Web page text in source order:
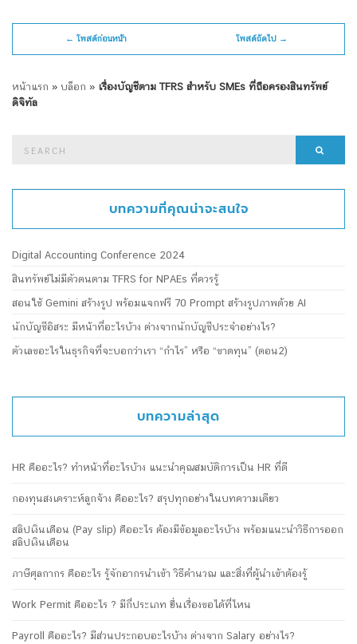
← โพสต์ก่อนหน้า โพสต์ถัดไป →
หน้าแรก » บล็อก » เรื่องบัญชีตาม TFRS สำหรับ SMEs ที่ถือครองสินทรัพย์
ดิจิทัล
บทความที่คุณน่าจะสนใจ
Digital Accounting Conference 2024
สินทรัพย์ไม่มีตัวตนตาม TFRS for NPAEs ที่ควรรู้
สอนใช้ Gemini สร้างรูป พร้อมแจกฟรี 70 Prompt สร้างรูปภาพด้วย AI
นักบัญชีอิสระ มีหน้าที่อะไรบ้าง ต่างจากนักบัญชีประจำอย่างไร?
ตัวเลขอะไรในธุรกิจที่จะบอกว่าเรา “กำไร” หรือ “ขาดทุน” (ตอน2)
บทความล่าสุด
HR คืออะไร? ทำหน้าที่อะไรบ้าง แนะนำคุณสมบัติการเป็น HR ที่ดี
กองทุนสงเคราะห์ลูกจ้าง คืออะไร? สรุปทุกอย่างในบทความเดียว
สลิปเงินเดือน (Pay slip) คืออะไร ต้องมีข้อมูลอะไรบ้าง พร้อมแนะนำวิธีการออก
สลิปเงินเดือน
ภาษีศุลกากร คืออะไร รู้จักอากรนำเข้า วิธีคำนวณ และสิ่งที่ผู้นำเข้าต้องรู้
Work Permit คืออะไร ? มีกี่ประเภท ยื่นเรื่องขอได้ที่ไหน
Payroll คืออะไร? มีส่วนประกอบอะไรบ้าง ต่างจาก Salary อย่างไร?